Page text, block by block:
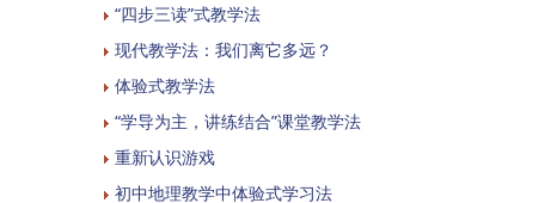
“四步三读”式教学法
现代教学法：我们离它多远？
体验式教学法
“学导为主，讲练结合”课堂教学法
重新认识游戏
初中地理教学中体验式学习法